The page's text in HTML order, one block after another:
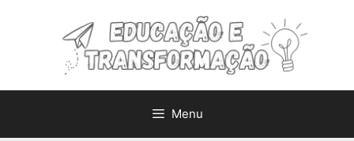
Menu